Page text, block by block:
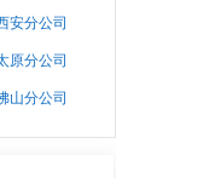
安分公司
原分公司
山分公司